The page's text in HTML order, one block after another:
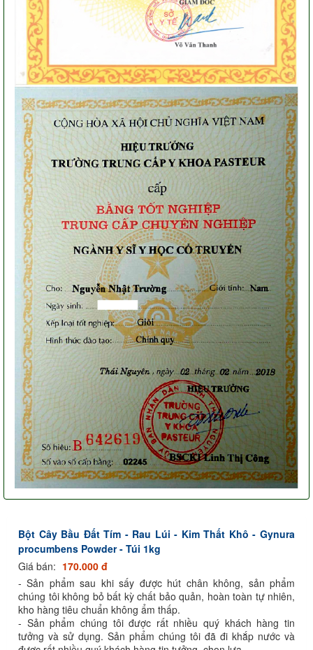
Bột Cây Bầu Đất Tím - Rau Lúi - Kim Thất Khô - Gynura
procumbens Powder - Túi 1kg
Giá bán: 170.000 đ
- Sản phẩm sau khi sấy được hút chân không, sản phẩm
chúng tôi không bỏ bất kỳ chất bảo quản, hoàn toàn tự nhiên,
kho hàng tiêu chuẩn không ẩm thấp.
- Sản phẩm chúng tôi được rất nhiều quý khách hàng tin
tưởng và sử dụng. Sản phẩm chúng tôi đã đi khắp nước và